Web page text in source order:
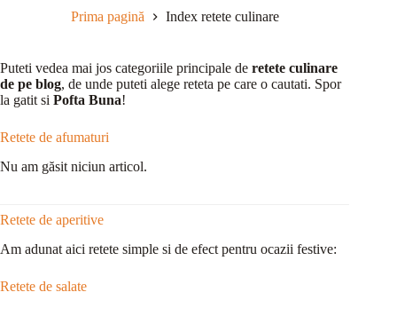
Prima pagină Index retete culinare
Puteti vedea mai jos categoriile principale de retete culinare
de pe blog, de unde puteti alege reteta pe care o cautati. Spor
la gatit si Pofta Buna!
Retete de afumaturi
Nu am găsit niciun articol.
Retete de aperitive
Am adunat aici retete simple si de efect pentru ocazii festive:
Retete de salate